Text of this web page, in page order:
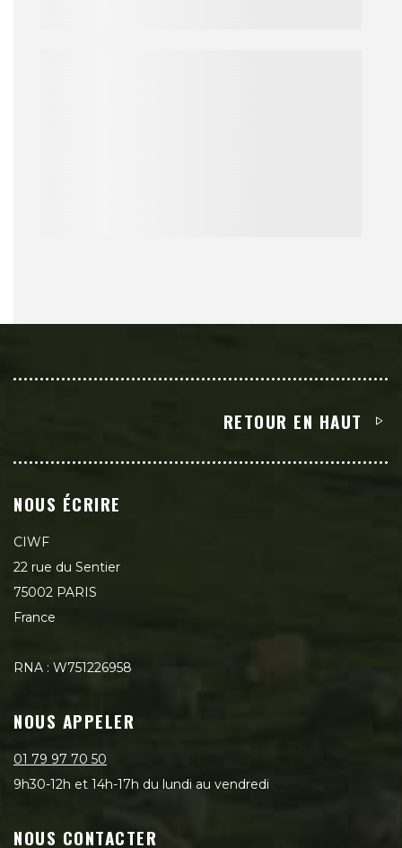
RETOUR EN HAUT
NOUS ÉCRIRE
CIWF
22 rue du Sentier
75002 PARIS
France
RNA : W751226958
NOUS APPELER
01 79 97 70 50
9h30-12h et 14h-17h du lundi au vendredi
NOUS CONTACTER